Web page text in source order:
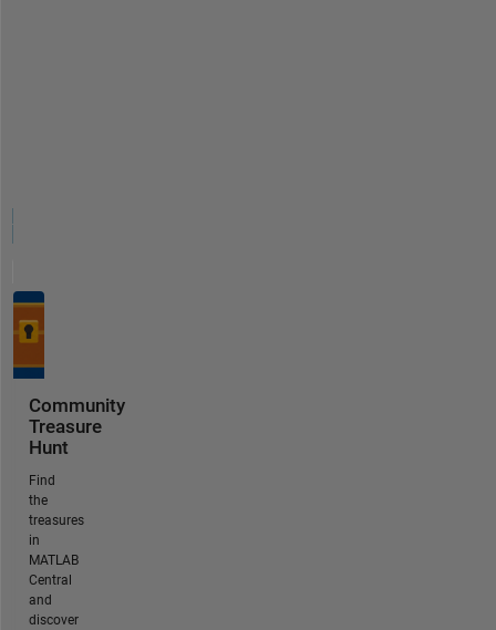
Community
Treasure
Hunt
Find
the
treasures
in
MATLAB
Central
and
discover